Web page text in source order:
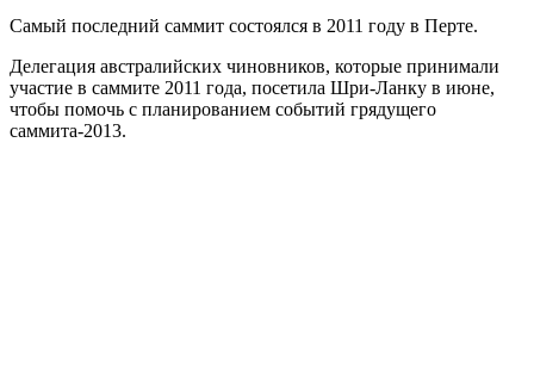
Самый последний саммит состоялся в 2011 году в Перте.
Делегация австралийских чиновников, которые принимали
участие в саммите 2011 года, посетила Шри-Ланку в июне,
чтобы помочь с планированием событий грядущего
саммита-2013.